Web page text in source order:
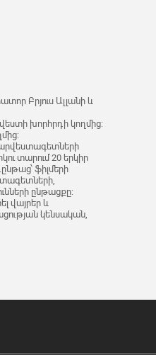
Բրյուս Ալլանի և
խորհրդի կողմից:
արվեստագետների
տարում 20 երկիր
ֆիլմերի
ընթացքը:
վայրեր և
կենսական,